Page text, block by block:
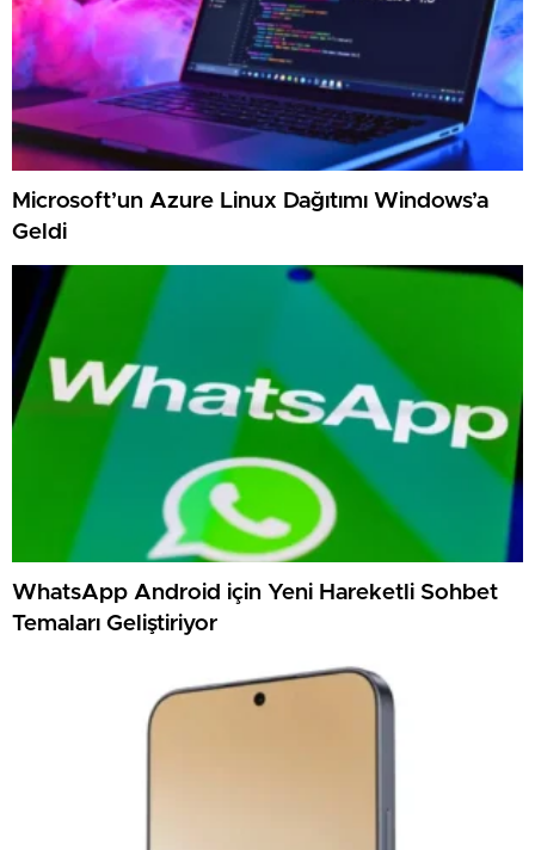
Microsoft’un Azure Linux Dağıtımı Windows’a
Geldi
WhatsApp Android için Yeni Hareketli Sohbet
Temaları Geliştiriyor